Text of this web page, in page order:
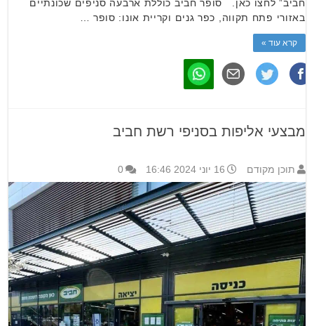
חביב” לחצו כאן. סופר חביב כוללת ארבעה סניפים שכונתיים
באזורי פתח תקווה, כפר גנים וקריית אונו: סופר …
קרא עוד »
מבצעי אליפות בסניפי רשת חביב
תוכן מקודם 16 יוני 2024 16:46 0